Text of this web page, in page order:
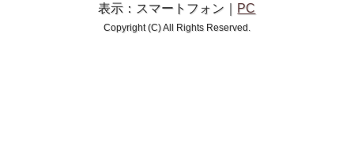
表示：スマートフォン｜ PC
Copyright (C) All Rights Reserved.